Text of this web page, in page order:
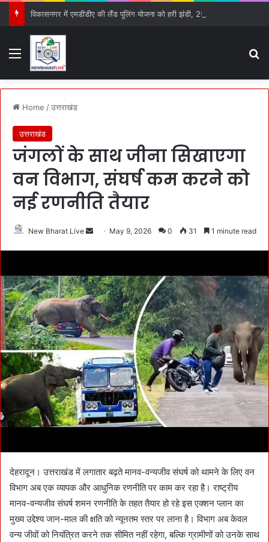
Menu
Home /उत्तराखंड
उत्तराखंड
जंगलों के साथ जीना सिखाएगा
वन विभाग, संघर्ष कम करने को
नई रणनीति तैयार
New Bharat Live
d
a
n
e
m
a
i
l
May 9, 2026 0 31 1 minute read
देहरादून। उत्तराखंड में लगातार बढ़ते मानव-वन्यजीव संघर्ष को थामने के लिए वन
विभाग अब एक व्यापक और आधुनिक रणनीति पर काम कर रहा है। राष्ट्रीय
मानव-वन्यजीव संघर्ष शमन रणनीति के तहत तैयार हो रहे इस एक्शन प्लान का
मुख्य उद्देश्य जान-माल की क्षति को न्यूनतम स्तर पर लाना है। विभाग अब केवल
वन्य जीवों को नियंत्रित करने तक सीमित नहीं रहेगा, बल्कि ग्रामीणों को उनके साथ